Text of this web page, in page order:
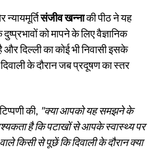
संजीव खन्नाकी पीठ ने यह
को मापने के लिए वैज्ञानिक
दिल्ली का कोई भी निवासी इसके
के दौरान जब प्रदूषण का स्तर
की, "क्या आपको यह समझने के
है कि पटाखों से आपके स्वास्थ्य पर
किसी से पूछें कि दिवाली के दौरान क्या